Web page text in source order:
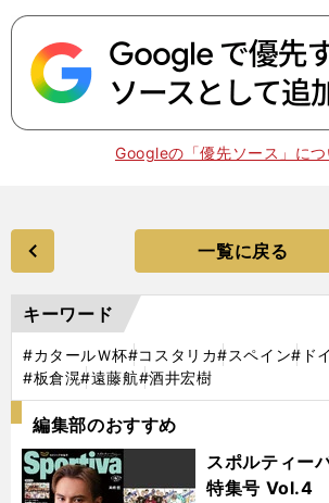
Googleの「優先ソース」につ
一覧に戻る
キーワード
#カタールＷ杯#コスタリカ#スペイン#ド
#板倉滉#遠藤航#酒井宏樹
編集部のおすすめ
スポルティー
特集号 Vol.4